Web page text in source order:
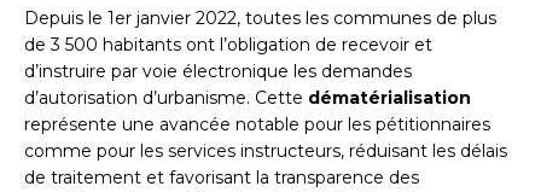
Depuis le 1er janvier 2022, toutes les communes de plus
de 3 500 habitants ont l’obligation de recevoir et
d’instruire par voie électronique les demandes
d’autorisation d’urbanisme. Cette dématérialisation
représente une avancée notable pour les pétitionnaires
comme pour les services instructeurs, réduisant les délais
de traitement et favorisant la transparence des